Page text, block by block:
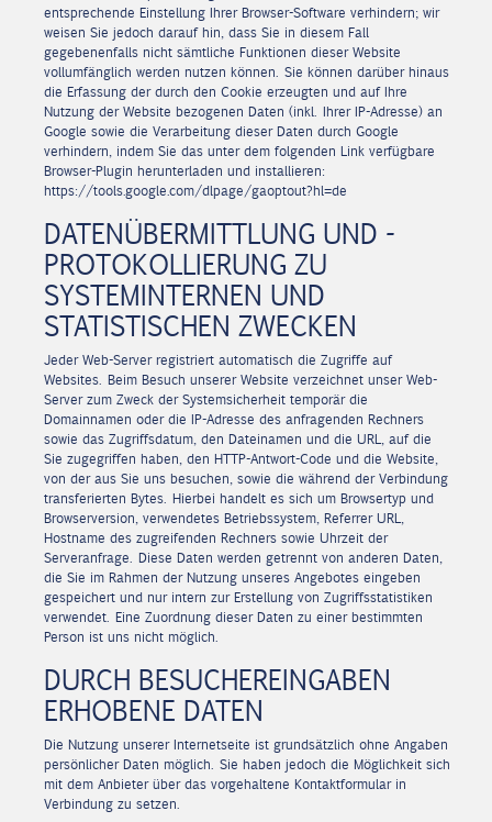
entsprechende Einstellung Ihrer Browser-Software verhindern; wir
weisen Sie jedoch darauf hin, dass Sie in diesem Fall
gegebenenfalls nicht sämtliche Funktionen dieser Website
vollumfänglich werden nutzen können. Sie können darüber hinaus
die Erfassung der durch den Cookie erzeugten und auf Ihre
Nutzung der Website bezogenen Daten (inkl. Ihrer IP-Adresse) an
Google sowie die Verarbeitung dieser Daten durch Google
verhindern, indem Sie das unter dem folgenden Link verfügbare
Browser-Plugin herunterladen und installieren:
https://tools.google.com/dlpage/gaoptout?hl=de
DATENÜBERMITTLUNG UND -
PROTOKOLLIERUNG ZU
SYSTEMINTERNEN UND
STATISTISCHEN ZWECKEN
Jeder Web-Server registriert automatisch die Zugriffe auf
Websites. Beim Besuch unserer Website verzeichnet unser Web-
Server zum Zweck der Systemsicherheit temporär die
Domainnamen oder die IP-Adresse des anfragenden Rechners
sowie das Zugriffsdatum, den Dateinamen und die URL, auf die
Sie zugegriffen haben, den HTTP-Antwort-Code und die Website,
von der aus Sie uns besuchen, sowie die während der Verbindung
transferierten Bytes. Hierbei handelt es sich um Browsertyp und
Browserversion, verwendetes Betriebssystem, Referrer URL,
Hostname des zugreifenden Rechners sowie Uhrzeit der
Serveranfrage. Diese Daten werden getrennt von anderen Daten,
die Sie im Rahmen der Nutzung unseres Angebotes eingeben
gespeichert und nur intern zur Erstellung von Zugriffsstatistiken
verwendet. Eine Zuordnung dieser Daten zu einer bestimmten
Person ist uns nicht möglich.
DURCH BESUCHEREINGABEN
ERHOBENE DATEN
Die Nutzung unserer Internetseite ist grundsätzlich ohne Angaben
persönlicher Daten möglich. Sie haben jedoch die Möglichkeit sich
mit dem Anbieter über das vorgehaltene Kontaktformular in
Verbindung zu setzen.